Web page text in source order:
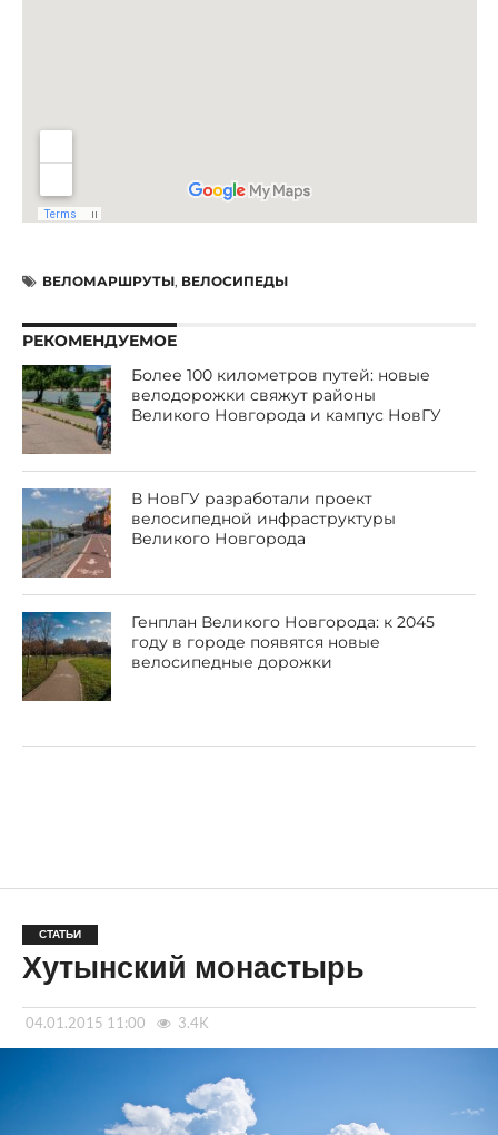
ВЕЛОМАРШРУТЫ, ВЕЛОСИПЕДЫ
РЕКОМЕНДУЕМОЕ
Более 100 километров путей: новые
велодорожки свяжут районы
Великого Новгорода и кампус НовГУ
В НовГУ разработали проект
велосипедной инфраструктуры
Великого Новгорода
Генплан Великого Новгорода: к 2045
году в городе появятся новые
велосипедные дорожки
СТАТЬИ
Хутынский монастырь
04.01.2015 11:00 3.4K